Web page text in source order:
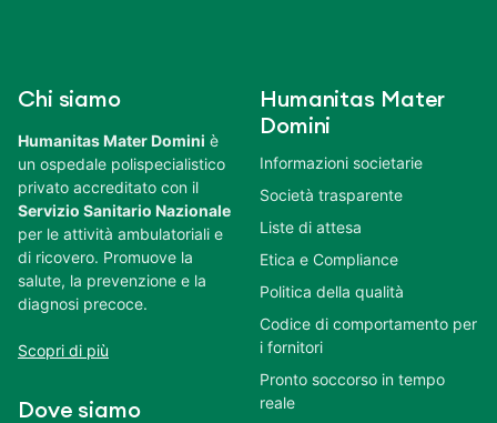
Chi siamo
Humanitas Mater Domini è
un ospedale polispecialistico
privato accreditato con il
Servizio Sanitario Nazionale
per le attività ambulatoriali e
di ricovero. Promuove la
salute, la prevenzione e la
diagnosi precoce.
Scopri di più
Dove siamo
Humanitas Mater
Domini
Informazioni societarie
Società trasparente
Liste di attesa
Etica e Compliance
Politica della qualità
Codice di comportamento per
i fornitori
Pronto soccorso in tempo
reale